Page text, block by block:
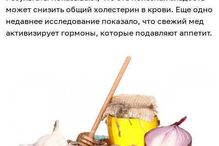
может снизить общий холестерин в крови. Еще одно
недавнее исследование показало, что свежий мед
активизирует гормоны, которые подавляют аппетит.